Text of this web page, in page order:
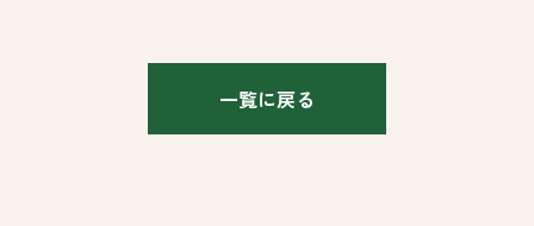
一覧に戻る